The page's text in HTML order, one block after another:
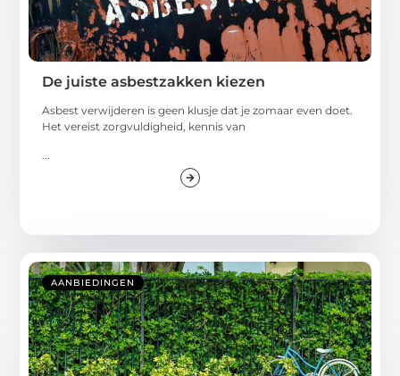
De juiste asbestzakken kiezen
Asbest verwijderen is geen klusje dat je zomaar even doet.
Het vereist zorgvuldigheid, kennis van
...
AANBIEDINGEN